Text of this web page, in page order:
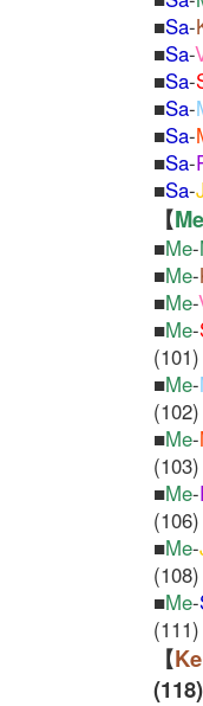
■Sa-
■Sa-
■Sa-
■Sa-
■Sa-
■Sa-
■Sa-
【Me
■Me-
■Me-
■Me-
■Me-
(101)
■Me-
(102)
■Me-
(103)
■Me-
(106)
■Me-
(108)
■Me-
(111)
【Ke
(118)